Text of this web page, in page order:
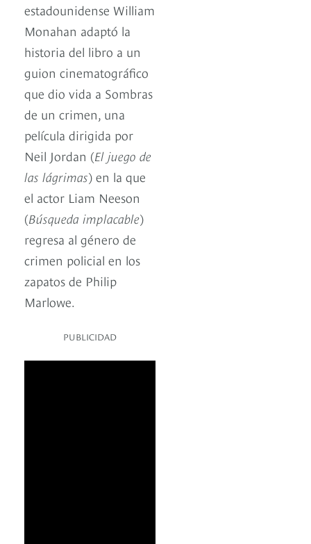
estadounidense William
Monahan adaptó la
historia del libro a un
guion cinematográfico
que dio vida a Sombras
de un crimen, una
película dirigida por
Neil Jordan (El juego de
las lágrimas) en la que
el actor Liam Neeson
(Búsqueda implacable)
regresa al género de
crimen policial en los
zapatos de Philip
Marlowe.
PUBLICIDAD